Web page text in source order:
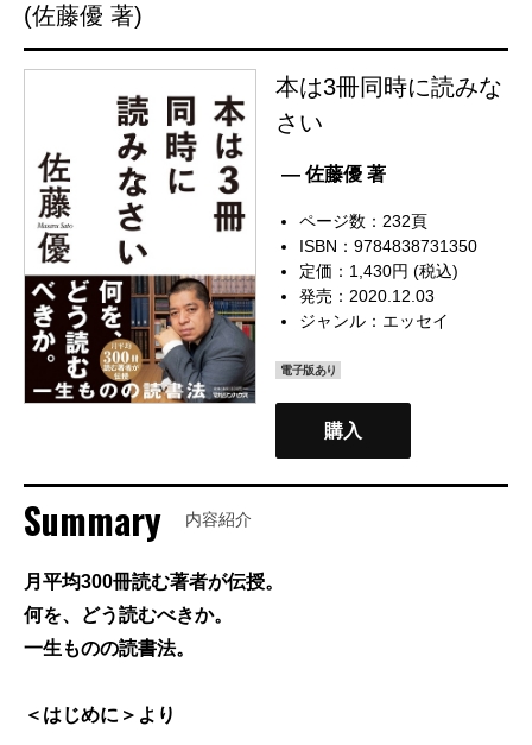
(佐藤優 著)
本は3冊同時に読みな
さい
— 佐藤優 著
ページ数：232頁
ISBN：9784838731350
定価：1,430円 (税込)
発売：2020.12.03
ジャンル： エッセイ
電子版あり
購入
Summary 内容紹介
月平均300冊読む著者が伝授。
何を、どう読むべきか。
一生ものの読書法。
＜はじめに＞より